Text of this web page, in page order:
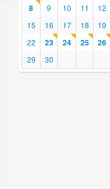
8 9 10 11 12
15
16 17 18 19
22
23 24 25 26
29
30